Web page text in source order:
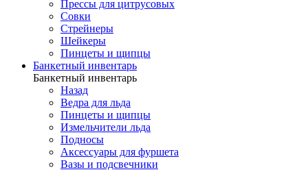
Прессы для цитрусовых
Совки
Стрейнеры
Шейкеры
Пинцеты и щипцы
Банкетный инвентарь
Банкетный инвентарь
Назад
Ведра для льда
Пинцеты и щипцы
Измельчители льда
Подносы
Аксессуары для фуршета
Вазы и подсвечники